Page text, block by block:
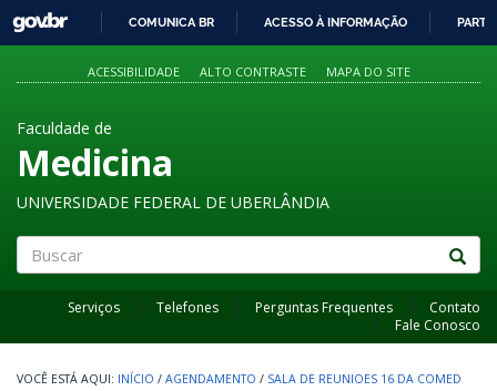
PARA
O
GOVBR
COMUNICA BR ACESSO À INFORMAÇÃO
ACESSIBILIDADE ALTO CONTRASTE MAPA DO SITE
Faculdade de
Medicina
UNIVERSIDADE FEDERAL DE UBERLÂNDIA
Serviços Telefones Perguntas Frequentes
Contato
Fale Conosco
INÍCIO / AGENDAMENTO / SALA DE REUNIOES 16 DA COMED